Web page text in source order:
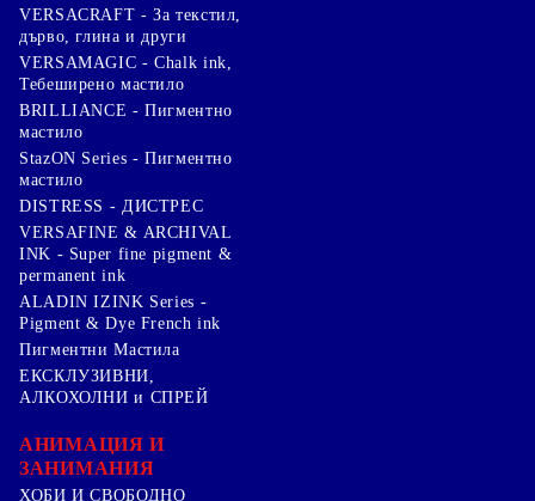
VERSACRAFT - За текстил,
дърво, глина и други
VERSAMAGIC - Chalk ink,
Тебеширено мастило
BRILLIANCE - Пигментно
мастило
StazON Series - Пигментно
мастило
DISTRESS - ДИСТРЕС
VERSAFINE & ARCHIVAL
INK - Super fine pigment &
permanent ink
ALADIN IZINK Series -
Pigment & Dye French ink
Пигментни Мастила
ЕКСКЛУЗИВНИ,
АЛКОХОЛНИ и СПРЕЙ
АНИМАЦИЯ И
ЗАНИМАНИЯ
ХОБИ И СВОБОДНО